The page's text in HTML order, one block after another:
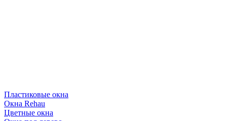
Пластиковые окна
Окна Rehau
Цветные окна